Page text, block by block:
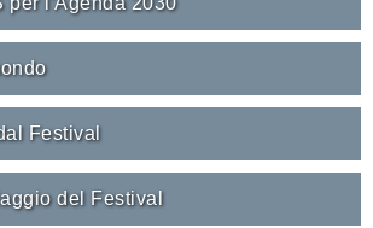
Festival
del Festival